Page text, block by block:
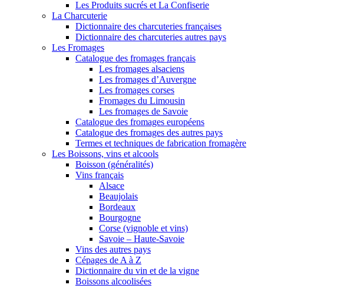
Les Produits sucrés et La Confiserie
La Charcuterie
Dictionnaire des charcuteries françaises
Dictionnaire des charcuteries autres pays
Les Fromages
Catalogue des fromages français
Les fromages alsaciens
Les fromages d’Auvergne
Les fromages corses
Fromages du Limousin
Les fromages de Savoie
Catalogue des fromages européens
Catalogue des fromages des autres pays
Termes et techniques de fabrication fromagère
Les Boissons, vins et alcools
Boisson (généralités)
Vins français
Alsace
Beaujolais
Bordeaux
Bourgogne
Corse (vignoble et vins)
Savoie – Haute-Savoie
Vins des autres pays
Cépages de A à Z
Dictionnaire du vin et de la vigne
Boissons alcoolisées